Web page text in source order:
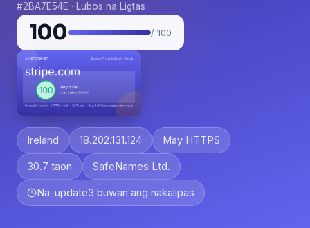
#2BA7E54E · Lubos na Ligtas
100 / 100
Ireland 18.202.131.124 May HTTPS
30.7 taon SafeNames Ltd.
Na-update3 buwan ang nakalipas